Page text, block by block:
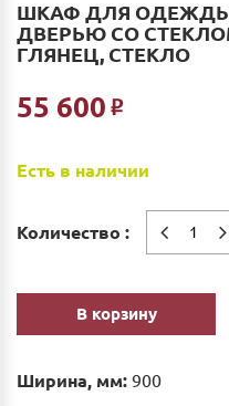
ШКАФ ДЛЯ ОДЕЖДЫ
ДВЕРЬЮ СО
ГЛЯНЕЦ, СТЕКЛО
55 600 Р
Есть в наличии
Количество :
В корзину
Ширина, мм: 900